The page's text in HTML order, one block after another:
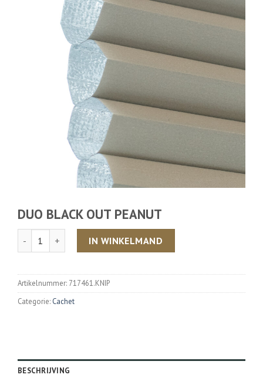
DUO BLACK OUT PEANUT
Aantal IN WINKELMAND
Artikelnummer: 717461.KNIP
Categorie: Cachet
BESCHRIJVING